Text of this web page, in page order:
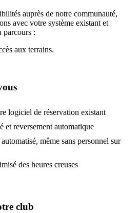
auprès de notre communauté,
avec votre système existant et
parcours :
aux terrains.
logiciel de réservation existant
et reversement automatique
même sans personnel sur
des heures creuses
club